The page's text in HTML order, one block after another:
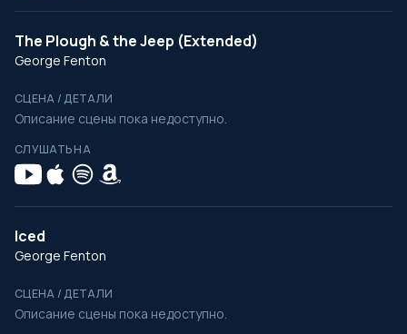
The Plough & the Jeep (Extended)
George Fenton
СЦЕНА / ДЕТАЛИ
Описание сцены пока недоступно.
СЛУШАТЬ НА
Iced
George Fenton
СЦЕНА / ДЕТАЛИ
Описание сцены пока недоступно.